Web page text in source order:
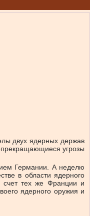
двух ядерных держав
угрозы
Германии. А неделю
в области ядерного
счет тех же Франции и
ядерного оружия и